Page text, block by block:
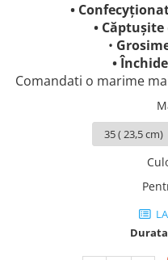
•
• Căptușite
•
•
Comandati o marime